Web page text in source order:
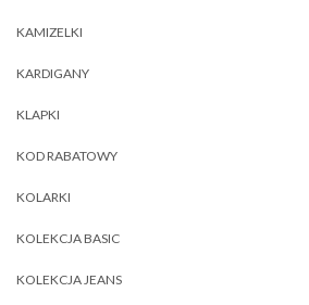
KAMIZELKI
KARDIGANY
KLAPKI
KOD RABATOWY
KOLARKI
KOLEKCJA BASIC
KOLEKCJA JEANS